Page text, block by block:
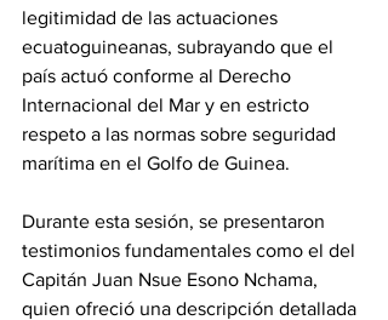
legitimidad de las actuaciones
ecuatoguineanas, subrayando que el
país actuó conforme al Derecho
Internacional del Mar y en estricto
respeto a las normas sobre seguridad
marítima en el Golfo de Guinea.
Durante esta sesión, se presentaron
testimonios fundamentales como el del
Capitán Juan Nsue Esono Nchama,
quien ofreció una descripción detallada